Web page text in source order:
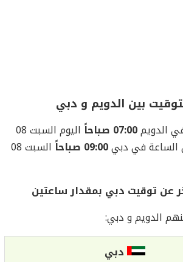
بين الدويم و دبي
الدويم07:00 صباحاً
اليوم السبت 08
09:00 صباحاً
السبت 08
عن توقيت دبي بمقدار ساعتين
الدويم و دبي:
دبي